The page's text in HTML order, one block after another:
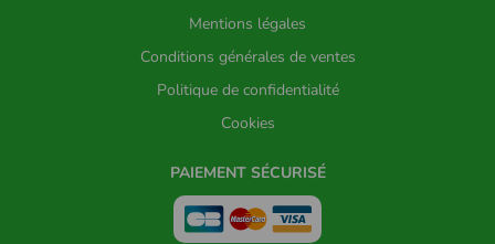
Mentions légales
Conditions générales de ventes
Politique de confidentialité
Cookies
PAIEMENT SÉCURISÉ